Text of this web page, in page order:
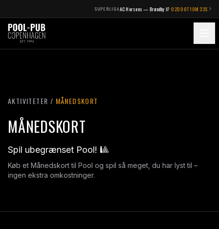
SUPERLIGAAC Horsens — Brøndby IF·02D00T10M 33S
AKTIVITETER / MÅNEDSKORT
MÅNEDSKORT
Spil ubegrænset Pool! 🎱
Køb et Månedskort til Pool og spil så meget, du har lyst til –
ingen ekstra omkostninger.